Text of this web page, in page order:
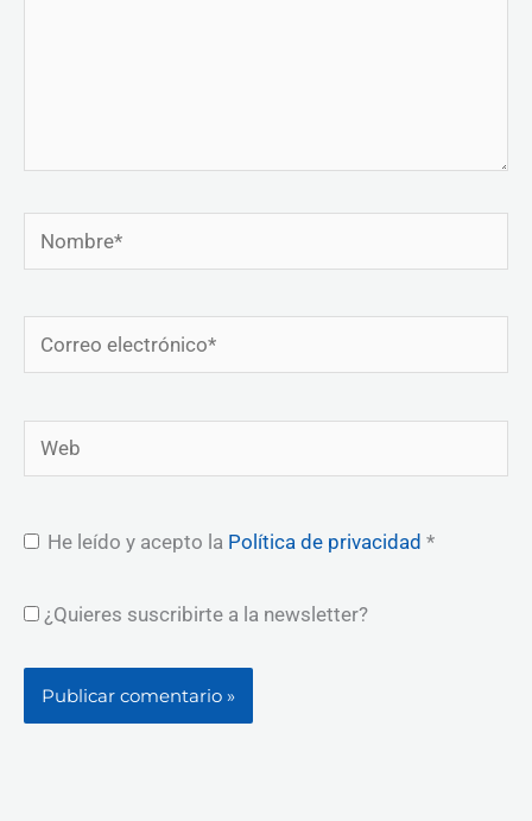
Nombre*
Correo
electrónico*
Web
He leído y acepto la Política de privacidad *
¿Quieres suscribirte a la newsletter?